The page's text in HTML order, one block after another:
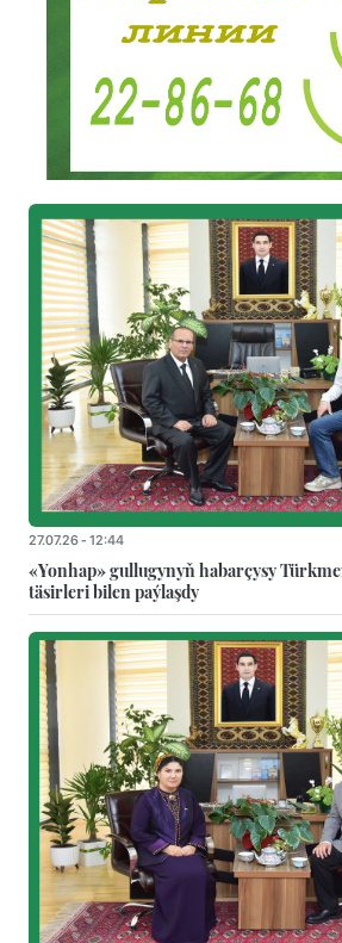
27.07.26 - 12:44
«Yonhap» gullugynyň habarçysy
täsirleri bilen paýlaşdy